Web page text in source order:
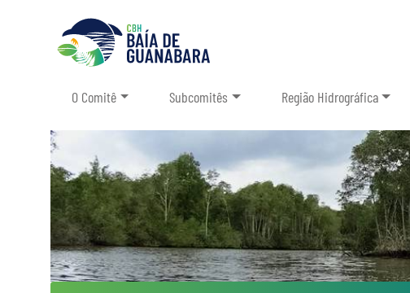
O Comitê Subcomitês Região Hidrográfica